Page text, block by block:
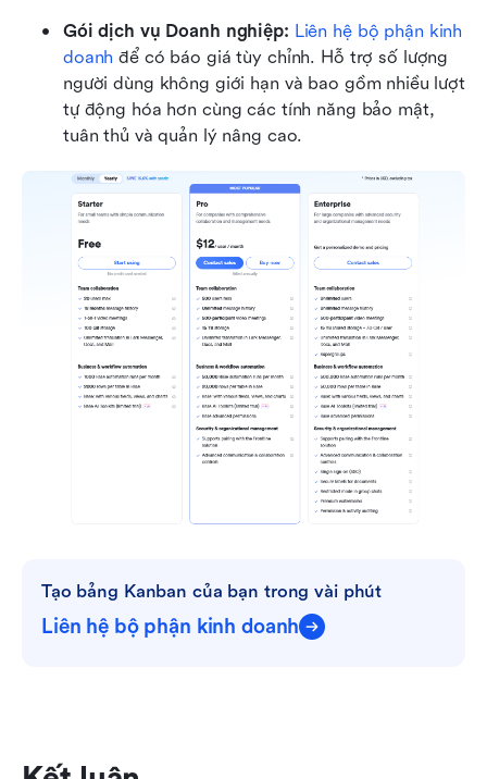
Gói dịch vụ Doanh nghiệp: Liên hệ bộ phận kinh
doanh để có báo giá tùy chỉnh. Hỗ trợ số lượng
người dùng không giới hạn và bao gồm nhiều lượt
tự động hóa hơn cùng các tính năng bảo mật,
tuân thủ và quản lý nâng cao.
Tạo bảng Kanban của bạn trong vài phút
Liên hệ bộ phận kinh doanh